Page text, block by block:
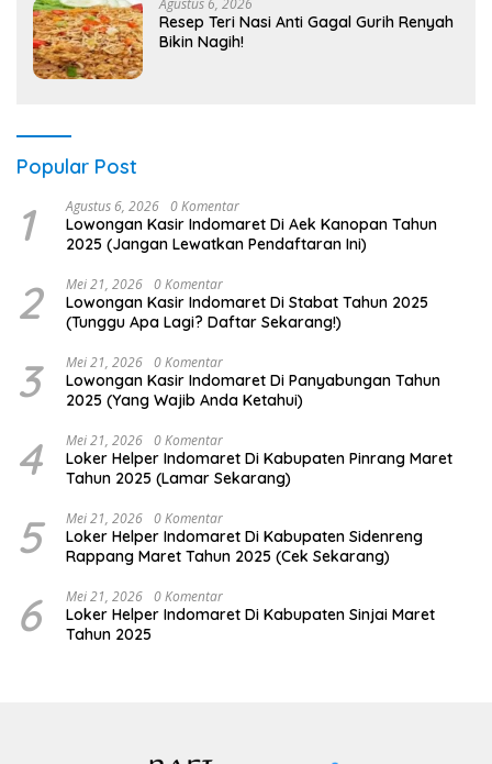
Agustus 6, 2026
Resep Teri Nasi Anti Gagal Gurih Renyah
Bikin Nagih!
Popular Post
1 Agustus 6, 2026 0 Komentar
Lowongan Kasir Indomaret Di Aek Kanopan Tahun
2025 (Jangan Lewatkan Pendaftaran Ini)
2 Mei 21, 2026 0 Komentar
Lowongan Kasir Indomaret Di Stabat Tahun 2025
(Tunggu Apa Lagi? Daftar Sekarang!)
3 Mei 21, 2026 0 Komentar
Lowongan Kasir Indomaret Di Panyabungan Tahun
2025 (Yang Wajib Anda Ketahui)
4 Mei 21, 2026 0 Komentar
Loker Helper Indomaret Di Kabupaten Pinrang Maret
Tahun 2025 (Lamar Sekarang)
5 Mei 21, 2026 0 Komentar
Loker Helper Indomaret Di Kabupaten Sidenreng
Rappang Maret Tahun 2025 (Cek Sekarang)
6 Mei 21, 2026 0 Komentar
Loker Helper Indomaret Di Kabupaten Sinjai Maret
Tahun 2025